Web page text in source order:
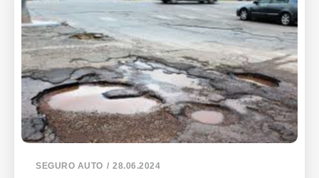
SEGURO AUTO 28.06.2024